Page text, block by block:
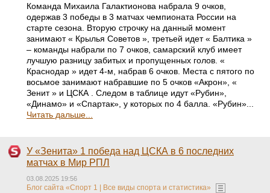
Команда Михаила Галактионова набрала 9 очков,
одержав 3 победы в 3 матчах чемпионата России на
старте сезона. Вторую строчку на данный момент
занимают « Крылья Советов », третьей идет « Балтика »
– команды набрали по 7 очков, самарский клуб имеет
лучшую разницу забитых и пропущенных голов. «
Краснодар » идет 4-м, набрав 6 очков. Места с пятого по
восьмое занимают набравшие по 5 очков «Акрон», «
Зенит » и ЦСКА . Следом в таблице идут «Рубин»,
«Динамо» и «Спартак», у которых по 4 балла. «Рубин»...
Читать дальше...
У «Зенита» 1 победа над ЦСКА в 6 последних
матчах в Мир РПЛ
03.08.2025 19:56
Блог сайта «Спорт 1 | Все виды спорта и статистика»